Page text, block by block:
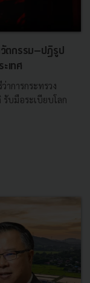
วัตกรรม–ปฏิรูป
เทศ
การกระทรวง
บมือระเบียบโลก